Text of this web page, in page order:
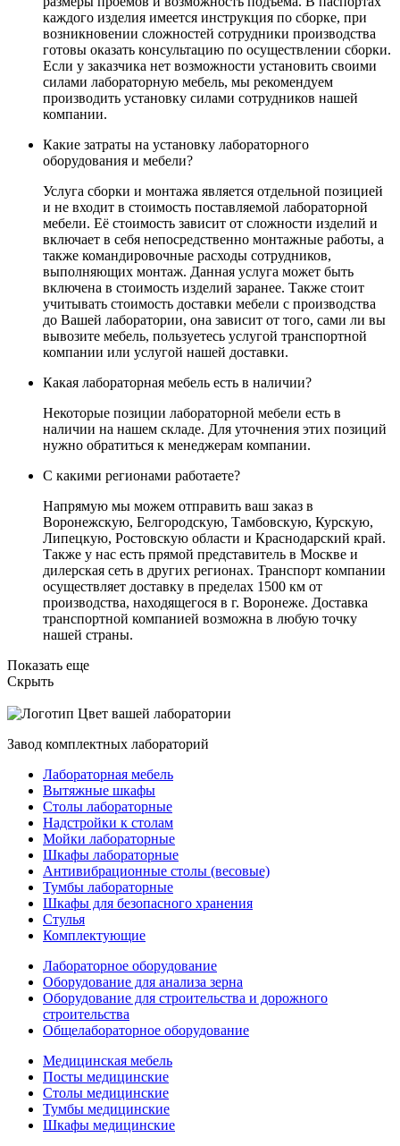
каждого изделия имеется инструкция по сборке, при
возникновении сложностей сотрудники производства
готовы оказать консультацию по осуществлении сборки.
Если у заказчика нет возможности установить своими
силами лабораторную мебель, мы рекомендуем
производить установку силами сотрудников нашей
компании.
Какие затраты на установку лабораторного
оборудования и мебели?
Услуга сборки и монтажа является отдельной позицией
и не входит в стоимость поставляемой лабораторной
мебели. Её стоимость зависит от сложности изделий и
включает в себя непосредственно монтажные работы, а
также командировочные расходы сотрудников,
выполняющих монтаж. Данная услуга может быть
включена в стоимость изделий заранее. Также стоит
учитывать стоимость доставки мебели с производства
до Вашей лаборатории, она зависит от того, сами ли вы
вывозите мебель, пользуетесь услугой транспортной
компании или услугой нашей доставки.
Какая лабораторная мебель есть в наличии?
Некоторые позиции лабораторной мебели есть в
наличии на нашем складе. Для уточнения этих позиций
нужно обратиться к менеджерам компании.
С какими регионами работаете?
Напрямую мы можем отправить ваш заказ в
Воронежскую, Белгородскую, Тамбовскую, Курскую,
Липецкую, Ростовскую области и Краснодарский край.
Также у нас есть прямой представитель в Москве и
дилерская сеть в других регионах. Транспорт компании
осуществляет доставку в пределах 1500 км от
производства, находящегося в г. Воронеже. Доставка
транспортной компанией возможна в любую точку
нашей страны.
Показать еще
Скрыть
Цвет вашей лаборатории
Завод комплектных лабораторий
Лабораторная мебель
Вытяжные шкафы
Столы лабораторные
Надстройки к столам
Мойки лабораторные
Шкафы лабораторные
Антивибрационные столы (весовые)
Тумбы лабораторные
Шкафы для безопасного хранения
Стулья
Комплектующие
Лабораторное оборудование
Оборудование для анализа зерна
Оборудование для строительства и дорожного
строительства
Общелабораторное оборудование
Медицинская мебель
Посты медицинские
Столы медицинские
Тумбы медицинские
Шкафы медицинские